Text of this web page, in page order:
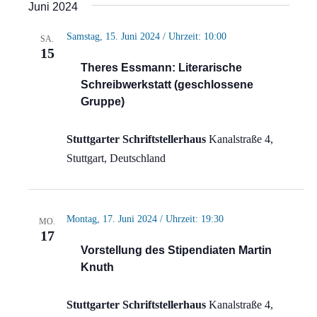
Juni 2024
SA.
15
Theres Essmann: Literarische
Schreibwerkstatt (geschlossene
Gruppe)
Samstag, 15. Juni 2024 / Uhrzeit: 10:00
Stuttgarter Schriftstellerhaus Kanalstraße 4,
Stuttgart, Deutschland
MO.
17
Vorstellung des Stipendiaten Martin
Knuth
Montag, 17. Juni 2024 / Uhrzeit: 19:30
Stuttgarter Schriftstellerhaus Kanalstraße 4,